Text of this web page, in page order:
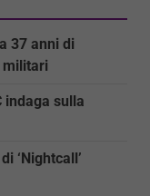
37 anni di
militari
indaga sulla
‘Nightcall’